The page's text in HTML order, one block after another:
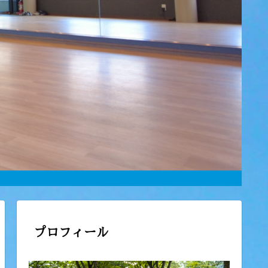
プロフィール